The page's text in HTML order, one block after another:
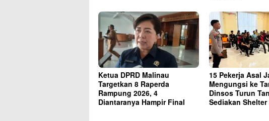
Ketua DPRD Malinau
Targetkan 8 Raperda
Rampung 2026, 4
Diantaranya Hampir Final
15 Pekerja Asal
Mengungsi ke
Dinsos Turun
Sediakan Shelter